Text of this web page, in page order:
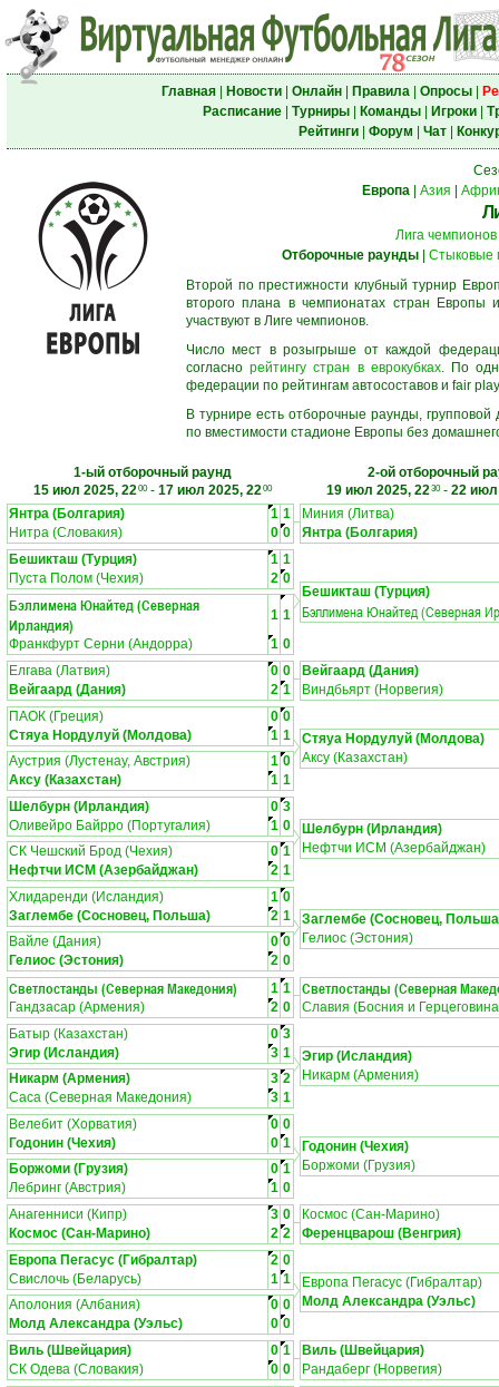
Главная| Новости| Онлайн| Правила| Опросы|
Расписание| Турниры| Команды| Игроки|
Рейтинги| Форум Чат|
Европа
Азия
Лига чемпионов
Отборочные раунды| Стыковые
Второй по престижности клубный турнир
второго плана в чемпионатах стран Европы
участвуют в Лиге чемпионов.
Число мест в розыгрыше от каждой
согласнорейтингу стран в еврокубках. По
федерации по рейтингам автосоставов и fair
В турнире есть отборочные раунды,
по вместимости стадионе Европы без
1-ый отборочный раунд
15 июл 2025, 2200- 17 июл 2025, 2200
2-ой отборочный
19 июл 2025, 2230- 22 июл
Янтра (Болгария)
1 1
Нитра (Словакия)
0 0
Миния (Литва)
Янтра (Болгария)
Бешикташ (Турция)
1 1
Пуста Полом (Чехия)
2 0
Бэллимена Юнайтед (Северная
Ирландия)
1 1
Франкфурт Серни (Андорра)
1 0
Бешикташ (Турция)
Бэллимена Юнайтед (Северная
Елгава (Латвия) 0 0
Вейгаард (Дания)
2 1
Вейгаард (Дания)
Виндбьярт (Норвегия)
ПАОК (Греция)
0 0
Стяуа Нордулуй (Молдова)
1 1
Аустрия (Лустенау, Австрия)
1 0
Аксу (Казахстан)
1 1
Стяуа Нордулуй (Молдова)
Аксу (Казахстан)
Шелбурн (Ирландия) 0 3
Оливейро Байрро (Португалия)
1 0
СК Чешский Брод (Чехия)
0 1
Нефтчи ИСМ (Азербайджан)
2 1
Шелбурн (Ирландия)
Нефтчи ИСМ (Азербайджан)
Хлидаренди (Исландия) 1 0
Заглембе (Сосновец, Польша)
2 1
Вайле (Дания)
0 0
Гелиос (Эстония)
2 0
Заглембе (Сосновец,
Гелиос (Эстония)
Светлостанды (Северная Македония) 1 1
Гандзасар (Армения)
2 0
Светлостанды (Северная
Славия (Босния и
Батыр (Казахстан)
0 3
Эгир (Исландия)
3 1
Никарм (Армения)
3 2
Саса (Северная Македония)
3 1
Эгир (Исландия)
Никарм (Армения)
Велебит (Хорватия) 0 0
Годонин (Чехия)
0 1
Боржоми (Грузия)
0 1
Лебринг (Австрия)
1 0
Годонин (Чехия)
Боржоми (Грузия)
Анагенниси (Кипр) 3 0
Космос (Сан-Марино)
2 2
Космос (Сан-Марино)
Ференцварош (Венгрия)
Европа Пегасус (Гибралтар)
2 0
Свислочь (Беларусь)
1 1
Аполония (Албания)
0 0
Молд Александра (Уэльс)
0 0
Европа Пегасус (Гибралтар)
Молд Александра (Уэльс)
Виль (Швейцария) 0 1
СК Одева (Словакия)
0 0
Виль (Швейцария)
Рандаберг (Норвегия)